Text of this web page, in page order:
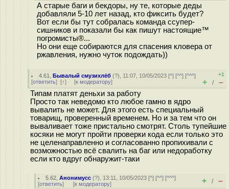
А старые баги и бекдоры, ну те, которые деды
добавляли 5-10 лет назад, кто фиксить будет?
Вот если бы тут собралась команда ссупер-
сишников и показали бы как пишут настоящие™
погромисты®...
Но они еще собираются для спасения кловера от
ржавления, нужно чуток подождать))
4.61 ,Бывалый смузихлёб (?), 11:07, 10/05/2023 [^] [^^] [^^^]
[ответить] [↑] [к модератору]
+1
+ / –
Типам платят деньхи за работу
Просто так неведомо кто любое гамно в ядро
вывалить не может. Для этого есть специальный
товарищ, проверенный временем. Но и за тем что он
вываливает тоже пристально смотрят. Столь тупейшие
косяки не могут пройти проверки кода если только это
не целенаправленно и согласованно пропихивали с
возможностью всё свалить на баг или недоработку
если кто вдруг обнаружит-таки
5.62 ,Анонимусс (?), 13:11, 10/05/2023 [^] [^^] [^^^]
[ответить] [к модератору] + / –